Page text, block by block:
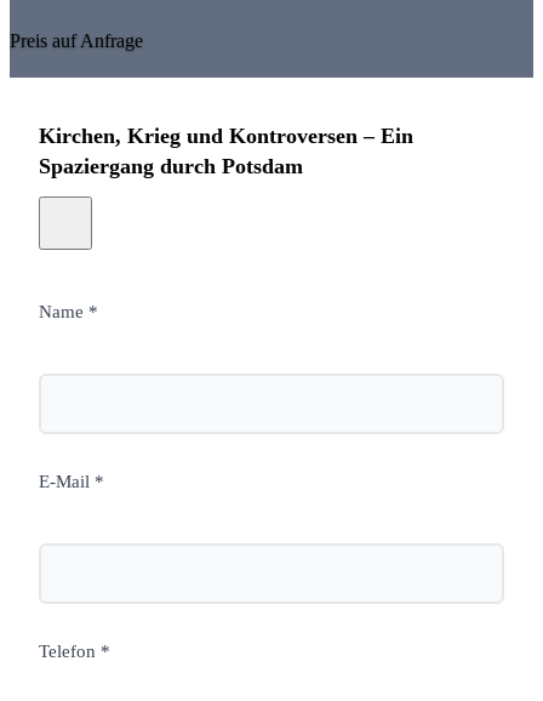
Preis auf Anfrage
Kirchen, Krieg und Kontroversen – Ein
Spaziergang durch Potsdam
Name *
E-Mail *
Telefon *